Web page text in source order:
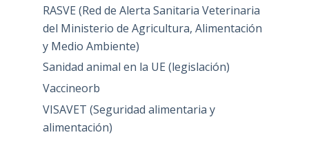
RASVE (Red de Alerta Sanitaria Veterinaria
del Ministerio de Agricultura, Alimentación
y Medio Ambiente)
Sanidad animal en la UE (legislación)
Vaccineorb
VISAVET (Seguridad alimentaria y
alimentación)